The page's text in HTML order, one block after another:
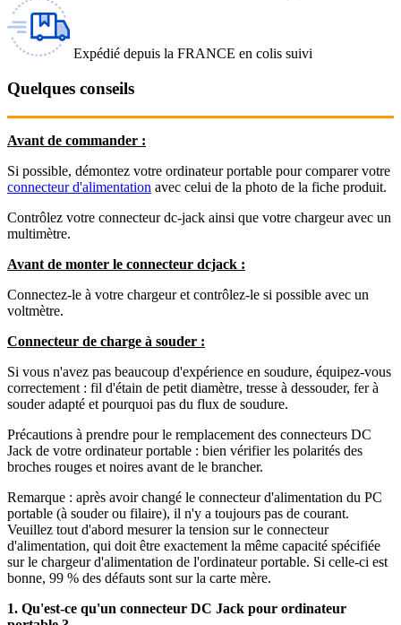
Expédié depuis la FRANCE en colis suivi
Quelques conseils
Avant de commander :
Si possible, démontez votre ordinateur portable pour comparer votre
connecteur d'alimentation avec celui de la photo de la fiche produit.
Contrôlez votre connecteur dc-jack ainsi que votre chargeur avec un
multimètre.
Avant de monter le connecteur dcjack :
Connectez-le à votre chargeur et contrôlez-le si possible avec un
voltmètre.
Connecteur de charge à souder :
Si vous n'avez pas beaucoup d'expérience en soudure, équipez-vous
correctement : fil d'étain de petit diamètre, tresse à dessouder, fer à
souder adapté et pourquoi pas du flux de soudure.
Précautions à prendre pour le remplacement des connecteurs DC
Jack de votre ordinateur portable : bien vérifier les polarités des
broches rouges et noires avant de le brancher.
Remarque : après avoir changé le connecteur d'alimentation du PC
portable (à souder ou filaire), il n'y a toujours pas de courant.
Veuillez tout d'abord mesurer la tension sur le connecteur
d'alimentation, qui doit être exactement la même capacité spécifiée
sur le chargeur d'alimentation de l'ordinateur portable. Si celle-ci est
bonne, 99 % des défauts sont sur la carte mère.
1. Qu'est-ce qu'un connecteur DC Jack pour ordinateur